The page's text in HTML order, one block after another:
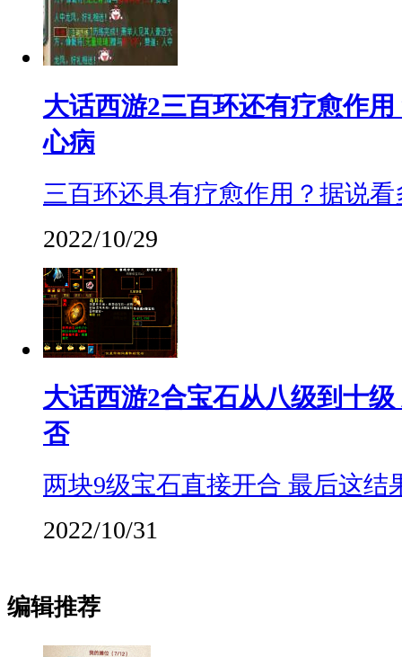
大话西游2三百环还有疗愈作
心病
三百环还具有疗愈作用？据说
2022/10/29
大话西游2合宝石从八级到十
否
两块9级宝石直接开合 最后这结
2022/10/31
编辑推荐